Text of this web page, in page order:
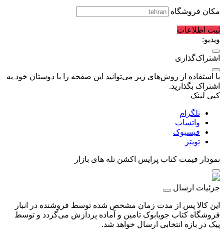
مکان فروشگاه
ثبت اطلاعات
ویدیو:
اشتراک‌گذاری
با استفاده از روش‌های زیر می‌توانید این صفحه را با دوستان خود به
اشتراک بگذارید.
کپی لینک
تلگرام
واتساپ
فیسبوک
تویتر
نمودار قیمت کتاب پرایس اکشن تله های بازار
جزئیات ارسال
این کالا پس از مدت زمان مشخص شده توسط فروشنده در انبار
فروشگاه کتاب جویابوک تامین و آماده پردازش می‌گردد و توسط
پیک در بازه انتخابی ارسال خواهد شد.